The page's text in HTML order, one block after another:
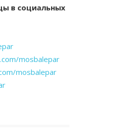
в социальных
mosbalepar
mosbalepar